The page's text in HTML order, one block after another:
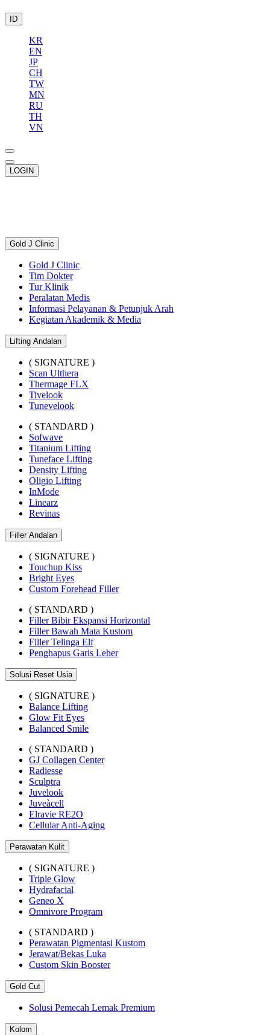
ID
KR
EN
JP
CH
TW
MN
RU
TH
VN
LOGIN
Gold J Clinic
Gold J Clinic
Tim Dokter
Tur Klinik
Peralatan Medis
Informasi Pelayanan & Petunjuk Arah
Kegiatan Akademik & Media
Lifting Andalan
( SIGNATURE )
Scan Ulthera
Thermage FLX
Tivelook
Tunevelook
( STANDARD )
Sofwave
Titanium Lifting
Tuneface Lifting
Density Lifting
Oligio Lifting
InMode
Linearz
Revinas
Filler Andalan
( SIGNATURE )
Touchup Kiss
Bright Eyes
Custom Forehead Filler
( STANDARD )
Filler Bibir Ekspansi Horizontal
Filler Bawah Mata Kustom
Filler Telinga Elf
Penghapus Garis Leher
Solusi Reset Usia
( SIGNATURE )
Balance Lifting
Glow Fit Eyes
Balanced Smile
( STANDARD )
GJ Collagen Center
Radiesse
Sculptra
Juvelook
Juveàcell
Elravie RE2O
Cellular Anti-Aging
Perawatan Kulit
( SIGNATURE )
Triple Glow
Hydrafacial
Geneo X
Omnivore Program
( STANDARD )
Perawatan Pigmentasi Kustom
Jerawat/Bekas Luka
Custom Skin Booster
Gold Cut
Solusi Pemecah Lemak Premium
Kolom